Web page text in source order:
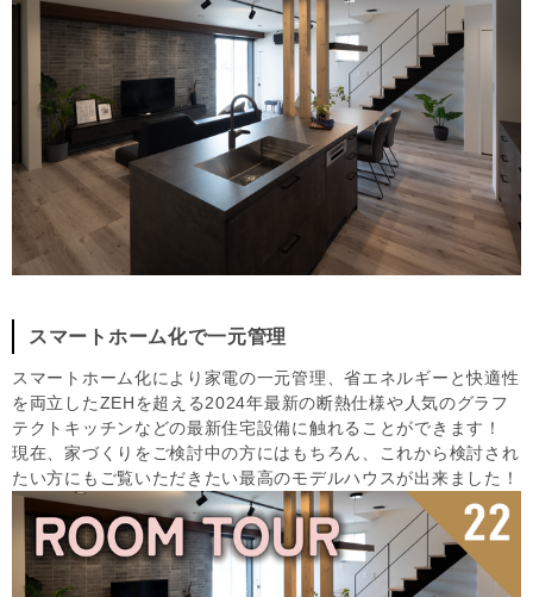
スマートホーム化で一元管理
スマートホーム化により家電の一元管理、省エネルギーと快適性
を両立したZEHを超える2024年最新の断熱仕様や人気のグラフ
テクトキッチンなどの最新住宅設備に触れることができます！
現在、家づくりをご検討中の方にはもちろん、これから検討され
たい方にもご覧いただきたい最高のモデルハウスが出来ました！